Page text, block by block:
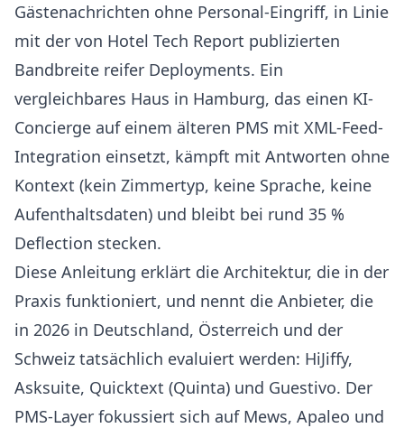
Gästenachrichten ohne Personal-Eingriff, in Linie
mit der von Hotel Tech Report publizierten
Bandbreite reifer Deployments. Ein
vergleichbares Haus in Hamburg, das einen KI-
Concierge auf einem älteren PMS mit XML-Feed-
Integration einsetzt, kämpft mit Antworten ohne
Kontext (kein Zimmertyp, keine Sprache, keine
Aufenthaltsdaten) und bleibt bei rund 35 %
Deflection stecken.
Diese Anleitung erklärt die Architektur, die in der
Praxis funktioniert, und nennt die Anbieter, die
in 2026 in Deutschland, Österreich und der
Schweiz tatsächlich evaluiert werden: HiJiffy,
Asksuite, Quicktext (Quinta) und Guestivo. Der
PMS-Layer fokussiert sich auf Mews, Apaleo und